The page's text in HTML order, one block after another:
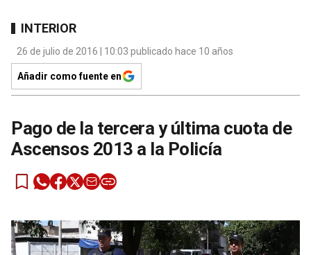
INTERIOR
26 de julio de 2016 | 10:03 publicado hace 10 años
Añadir como fuente en
Pago de la tercera y última cuota de
Ascensos 2013 a la Policía